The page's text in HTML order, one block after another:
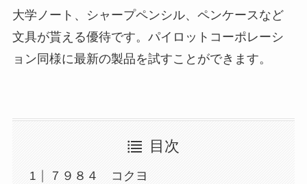
大学ノート、シャープペンシル、ペンケースなど
文具が貰える優待です。パイロットコーポレーシ
ョン同様に最新の製品を試すことができます。
目次
７９８４ コクヨ